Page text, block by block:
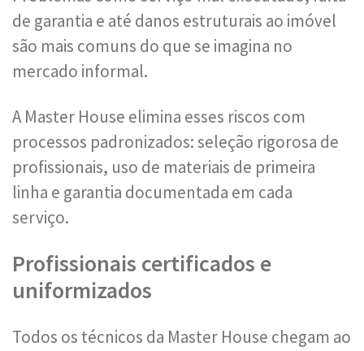
de garantia e até danos estruturais ao imóvel
são mais comuns do que se imagina no
mercado informal.
A Master House elimina esses riscos com
processos padronizados: seleção rigorosa de
profissionais, uso de materiais de primeira
linha e garantia documentada em cada
serviço.
Profissionais certificados e
uniformizados
Todos os técnicos da Master House chegam ao